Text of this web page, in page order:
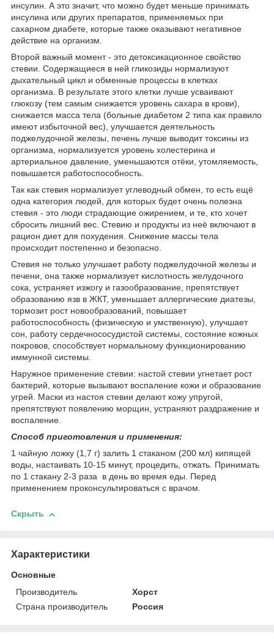
инсулин. А это значит, что можно будет меньше принимать
инсулина или других препаратов, применяемых при
сахарном диабете, которые также оказывают негативное
действие на организм.
Второй важный момент - это детоксикационное свойство
стевии. Содержащиеся в ней гликозиды нормализуют
дыхательный цикл и обменные процессы в клетках
организма. В результате этого клетки лучше усваивают
глюкозу (тем самым снижается уровень сахара в крови),
снижается масса тела (больные диабетом 2 типа как правило
имеют избыточной вес), улучшается деятельность
поджелудочной железы, печень лучше выводит токсины из
организма, нормализуется уровень холестерина и
артериальное давление, уменьшаются отёки, утомляемость,
повышается работоспособность.
Так как стевия нормализует углеводный обмен, то есть ещё
одна категория людей, для которых будет очень полезна
стевия - это люди страдающие ожирением, и те, кто хочет
сбросить лишний вес. Стевию и продукты из неё включают в
рацион диет для похудения. Снижение массы тела
происходит постепенно и безопасно.
Стевия не только улучшает работу поджелудочной железы и
печени, она также нормализует кислотность желудочного
сока, устраняет изжогу и газообразование, препятствует
образованию язв в ЖКТ, уменьшает аллергические диатезы,
тормозит рост новообразований, повышает
работоспособность (физическую и умственную), улучшает
сон, работу сердечнососудистой системы, состояние кожных
покровов, способствует нормальному функционированию
иммунной системы.
Наружное применение стевии: настой стевии угнетает рост
бактерий, которые вызывают воспаление кожи и образование
угрей. Маски из настоя стевии делают кожу упругой,
препятствуют появлению морщин, устраняют раздражение и
воспаление.
Способ приготовления и применения:
1 чайную ложку (1,7 г) залить 1 стаканом (200 мл) кипящей
воды, настаивать 10-15 минут, процедить, отжать. Принимать
по 1 стакану 2-3 раза в день во время еды. Перед
применением проконсультироваться с врачом.
Скрыть
Характеристики
Основные
Производитель
Хорст
Страна производитель
Россия